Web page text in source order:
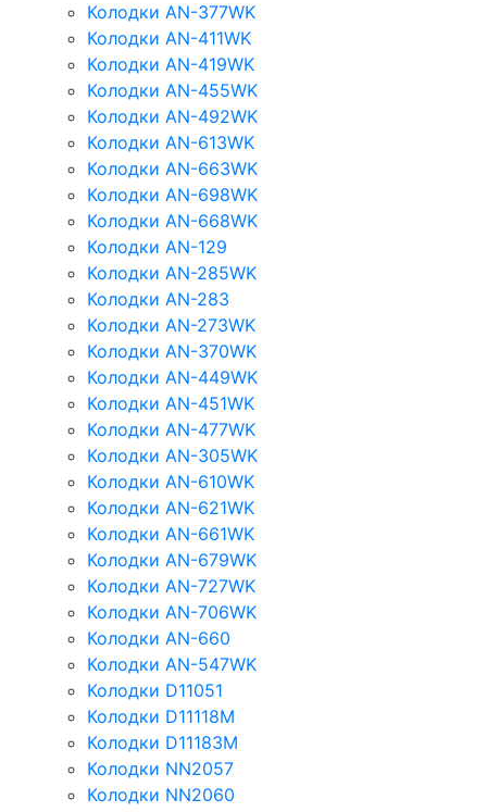
Колодки AN-377WK
Колодки AN-411WK
Колодки AN-419WK
Колодки AN-455WK
Колодки AN-492WK
Колодки AN-613WK
Колодки AN-663WK
Колодки AN-698WK
Колодки AN-668WK
Колодки AN-129
Колодки AN-285WK
Колодки AN-283
Колодки AN-273WK
Колодки AN-370WK
Колодки AN-449WK
Колодки AN-451WK
Колодки AN-477WK
Колодки AN-305WK
Колодки AN-610WK
Колодки AN-621WK
Колодки AN-661WK
Колодки AN-679WK
Колодки AN-727WK
Колодки AN-706WK
Колодки AN-660
Колодки AN-547WK
Колодки D11051
Колодки D11118M
Колодки D11183M
Колодки NN2057
Колодки NN2060